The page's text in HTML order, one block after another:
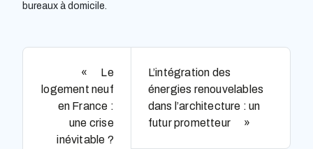
bureaux à domicile.
Le
logement neuf
en France :
une crise
inévitable ?
L’intégration des
énergies renouvelables
dans l’architecture : un
futur prometteur